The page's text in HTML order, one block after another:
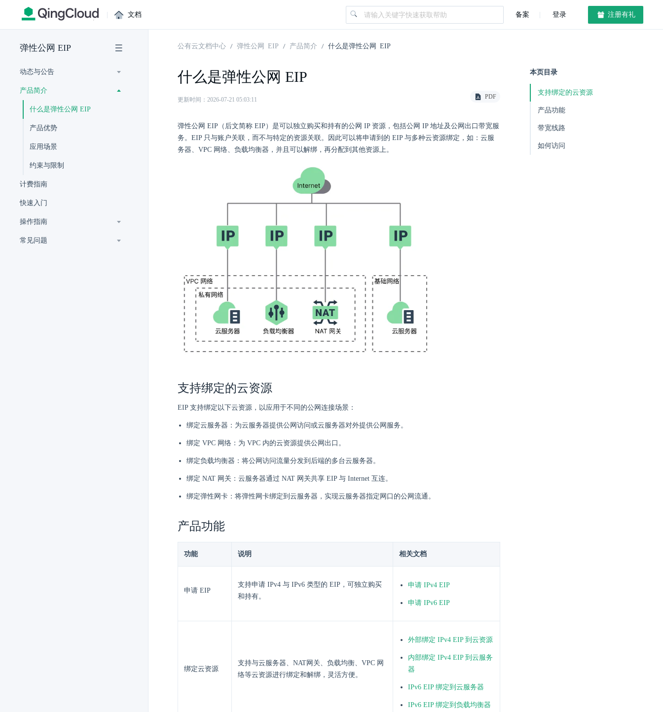
| 文档 备案 登录 注册有礼
弹性公网 EIP
动态与公告
产品简介
什么是弹性公网 EIP
产品优势
应用场景
约束与限制
计费指南
快速入门
操作指南
常见问题
公有云文档中心 弹性公网 EIP 产品简介 什么是弹性公网 EIP
什么是弹性公网 EIP
更新时间：2026-07-21 05:03:11 PDF
弹性公网 EIP（后文简称 EIP）是可以独立购买和持有的公网 IP 资源，包括公网 IP 地址及公网出口带宽服
务。EIP 只与账户关联，而不与特定的资源关联。因此可以将申请到的 EIP 与多种云资源绑定，如：云服
务器、VPC 网络、负载均衡器，并且可以解绑，再分配到其他资源上。
支持绑定的云资源
EIP 支持绑定以下云资源，以应用于不同的公网连接场景：
绑定云服务器：为云服务器提供公网访问或云服务器对外提供公网服务。
绑定 VPC 网络：为 VPC 内的云资源提供公网出口。
绑定负载均衡器：将公网访问流量分发到后端的多台云服务器。
绑定 NAT 网关：云服务器通过 NAT 网关共享 EIP 与 Internet 互连。
绑定弹性网卡：将弹性网卡绑定到云服务器，实现云服务器指定网口的公网流通。
产品功能
功能 说明 相关文档
申请 EIP
支持申请 IPv4 与 IPv6 类型的 EIP，可独立购买
和持有。
申请 IPv4 EIP
申请 IPv6 EIP
绑定云资源
支持与云服务器、NAT网关、负载均衡、VPC 网
络等云资源进行绑定和解绑，灵活方便。
外部绑定 IPv4 EIP 到云资源
内部绑定 IPv4 EIP 到云服务
器
IPv6 EIP 绑定到云服务器
IPv6 EIP 绑定到负载均衡器
本页目录
支持绑定的云资源
产品功能
带宽线路
如何访问